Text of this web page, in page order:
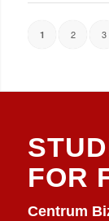
1 2 3
FOR
Centrum